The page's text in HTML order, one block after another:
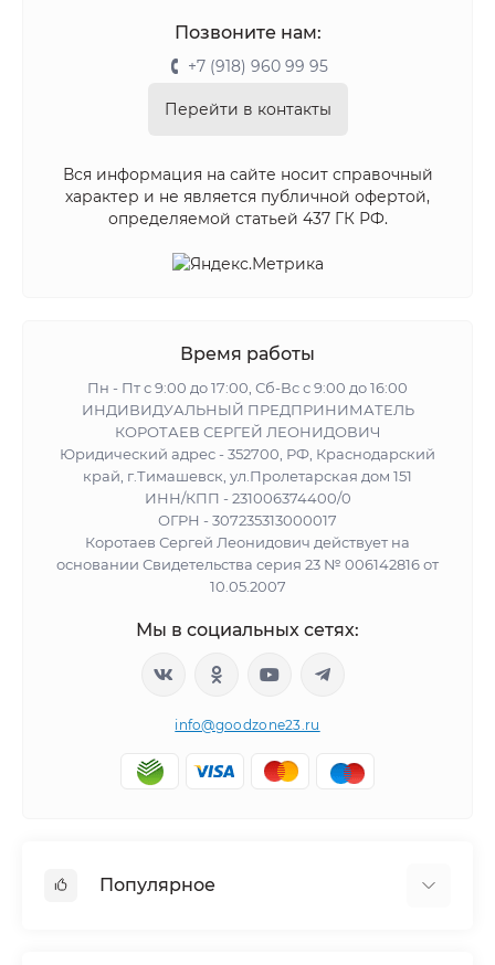
Позвоните нам:
+7 (918) 960 99 95
Перейти в контакты
Вся информация на сайте носит справочный
характер и не является публичной офертой,
определяемой статьей 437 ГК РФ.
Время работы
Пн - Пт с 9:00 до 17:00, Сб-Вс с 9:00 до 16:00
ИНДИВИДУАЛЬНЫЙ ПРЕДПРИНИМАТЕЛЬ
КОРОТАЕВ СЕРГЕЙ ЛЕОНИДОВИЧ
Юридический адрес - 352700, РФ, Краснодарский
край, г.Тимашевск, ул.Пролетарская дом 151
ИНН/КПП - 231006374400/0
ОГРН - 307235313000017
Коротаев Сергей Леонидович действует на
основании Свидетельства серия 23 № 006142816 от
10.05.2007
Мы в социальных сетях:
info@goodzone23.ru
Популярное